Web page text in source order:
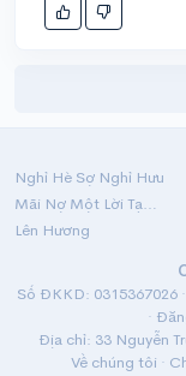
Nghỉ Hè Sợ Nghỉ Hưu
Mãi Nợ Một Lời Tạm Biệt
Lên Hương
Số ĐKKD: 0315367026
·
Địa chỉ: 33 Nguyễn
Về chúng tôi ·